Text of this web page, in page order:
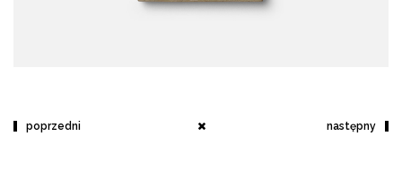
poprzedni następny